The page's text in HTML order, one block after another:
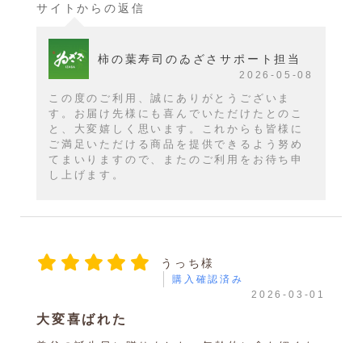
サイトからの返信
柿の葉寿司のゐざさサポート担当
2026-05-08
この度のご利用、誠にありがとうございま
す。お届け先様にも喜んでいただけたとのこ
と、大変嬉しく思います。これからも皆様に
ご満足いただける商品を提供できるよう努め
てまいりますので、またのご利用をお待ち申
し上げます。
うっち様
購入確認済み
2026-03-01
大変喜ばれた